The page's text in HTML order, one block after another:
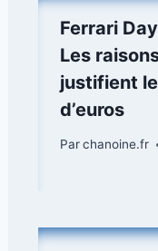
Ferrari
Les
justifient
d’euros
Parchanoine.fr